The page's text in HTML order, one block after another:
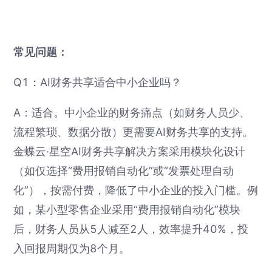
常见问题：
Q1：AI财务共享适合中小企业吗？
A：适合。中小企业的财务痛点（如财务人员少、
流程繁琐、数据分散）更需要AI财务共享的支持。
金蝶云·星空AI财务共享解决方案采用模块化设计
（如仅选择“费用报销自动化”或“发票处理自动
化”），按需付费，降低了中小企业的投入门槛。例
如，某小型零售企业采用“费用报销自动化”模块
后，财务人员从5人减至2人，效率提升40%，投
入回报周期仅为8个月。